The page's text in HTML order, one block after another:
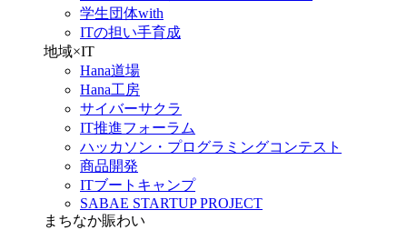
学生団体with
ITの担い手育成
地域×IT
Hana道場
Hana工房
サイバーサクラ
IT推進フォーラム
ハッカソン・プログラミングコンテスト
商品開発
ITブートキャンプ
SABAE STARTUP PROJECT
まちなか賑わい